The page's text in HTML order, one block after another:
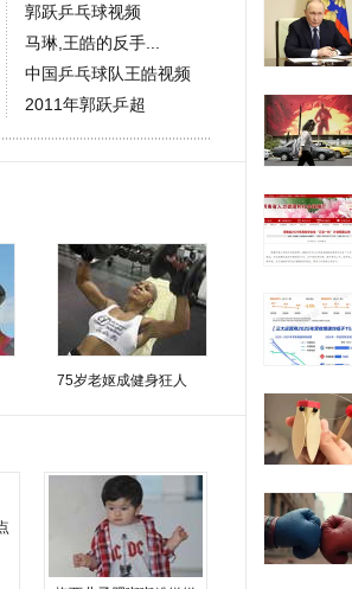
郭跃乒乓球视频
马琳,王皓的反手...
中国乒乓球队王皓视频
2011年郭跃乒超
75岁老妪成健身狂人